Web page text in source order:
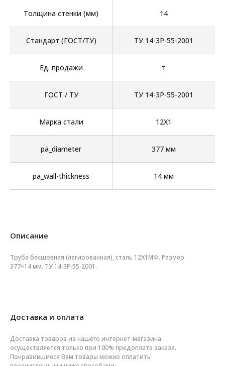
Толщина стенки (мм) 14
Стандарт (ГОСТ/ТУ) ТУ 14-3Р-55-2001
Ед. продажи т
ГОСТ / ТУ ТУ 14-3Р-55-2001
Марка стали 12Х1
pa_diameter 377 мм
pa_wall-thickness 14 мм
Описание
Труба бесшовная (легированная), сталь 12Х1МФ. Размер
377×14 мм. ТУ 14-3Р-55-2001.
Доставка и оплата
Доставка товаров из нашего интернет-магазина
осуществляется только при 100% предоплате заказа.
Понравившиеся Вам товары можно оплатить